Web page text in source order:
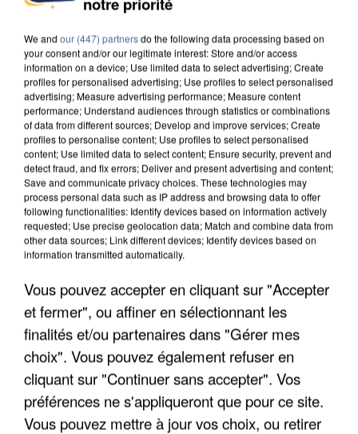
DE SOLIDARITÉ AVEC LES...
APRÈS TOUTES CES CANICULES, LES REFUGES
DE FAUNE SAUVAGE SONT...
We and our (447) partnersdo the following data processing based on
your consent and/or our legitimate interest: Store and/or access
information on a device; Use limited data to select advertising; Create
profiles for personalised advertising; Use profiles to select personalised
advertising; Measure advertising performance; Measure content
performance; Understand audiences through statistics or combinations
of data from different sources; Develop and improve services; Create
profiles to personalise content; Use profiles to select personalised
content; Use limited data to select content; Ensure security, prevent and
detect fraud, and fix errors; Deliver and present advertising and content;
Save and communicate privacy choices. These technologies may
process personal data such as IP address and browsing data to offer
following functionalities: Identify devices based on information actively
requested; Use precise geolocation data; Match and combine data from
other data sources; Link different devices; Identify devices based on
information transmitted automatically.
Vous pouvez accepter en cliquant sur "Accepter
et fermer", ou affiner en sélectionnant les
finalités et/ou partenaires dans "Gérer mes
choix". Vous pouvez également refuser en
cliquant sur "Continuer sans accepter". Vos
préférences ne s'appliqueront que pour ce site.
Vous pouvez mettre à jour vos choix, ou retirer